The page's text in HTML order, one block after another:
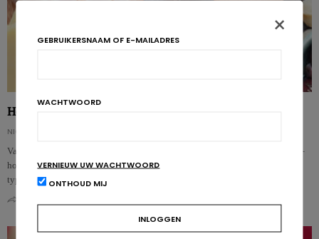
Het ketogeen dieet: de nieuwe trend die niet overtuigt
NICOLAS GUGGENBÜHL
Vandaag beleeft het ketogeen dieet – een streng koolhydraatarm eetpatroon –
hoogdagen. Het blijkt nochtans niet efficiënter om te vermageren of diabetes
typ…
×
GEBRUIKERSNAAM OF E-MAILADRES
WACHTWOORD
VERNIEUW UW WACHTWOORD
ONTHOUD MIJ